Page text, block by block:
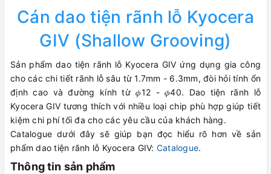
Cán dao tiện rãnh lỗ Kyocera
GIV (Shallow Grooving)
Sản phẩm dao tiện rãnh lỗ Kyocera GIV ứng dụng gia công
cho các chi tiết rãnh lỗ sâu từ 1.7mm - 6.3mm, đòi hỏi tính ổn
định cao và đường kính từ 𝜙12 - 𝜙40. Dao tiện rãnh lỗ
Kyocera GIV tương thích với nhiều loại chip phù hợp giúp tiết
kiệm chi phí tối đa cho các yêu cầu của khách hàng.
Catalogue dưới đây sẽ giúp bạn đọc hiểu rõ hơn về sản
phẩm dao tiện rãnh lỗ Kyocera GIV: Catalogue.
Thông tin sản phẩm